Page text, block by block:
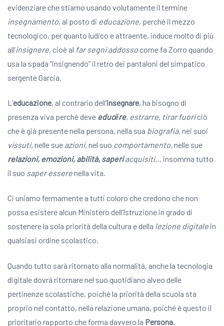
evidenziare che stiamo usando volutamente il termine
insegnamento, al posto di educazione, perché il mezzo
tecnologico, per quanto ludico e attraente, induce molto di più
all’insignere, cioè al far segni addosso come fa Zorro quando
usa la spada “insignendo” il retro dei pantaloni del simpatico
sergente Garcia.
L’educazione, al contrario dell’insegnare, ha bisogno di
presenza viva perché deve educĕre, estrarre, tirar fuoriciò
che è già presente nella persona, nella sua biografia,nei suoi
vissuti,nelle sue azioni,nel suo comportamento,nelle sue
relazioni, emozioni, abilità, saperi acquisiti… insomma tutto
il suo saper esserenella vita.
Ci uniamo fermamente a tutti coloro che credono che non
possa esistere alcun Ministero dell’Istruzione in grado di
sostenere la sola priorità della cultura e della lezione digitale in
qualsiasi ordine scolastico.
Quando tutto sarà ritornato alla normalità, anche la tecnologia
digitale dovrà ritornare nel suo quotidiano alveo delle
pertinenze scolastiche, poiché la priorità della scuola sta
proprio nel contatto, nella relazione umana, poiché è questo il
prioritario rapporto che forma davvero la Persona.